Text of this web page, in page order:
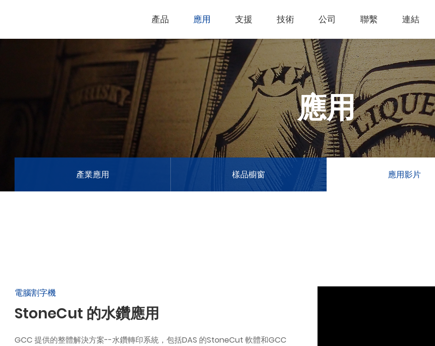
產品
電腦割字機 雷射雕刻機
雷射打標機
應用
熱門應用
薄膜切割
玻璃
禮贈品
首飾
塑料
印章
陳列展示
支援
技術支援
下載專區
產品終止政策
過保固服務
技術
知識專區
產品影片
雷射雕刻
公司
關於我們
經營理念
創新技術
客戶服務
里程
全部
公司
產品
榮譽和認証 新聞
最新
參展
聯繫
客戶服務
成為代理商
產品諮詢
其他問題
GCC 聯絡資訊
聯繫我
連結
Financing Service
GCC Web Shop
GCC Club
代理商入口
公司概況
公司治理
股東訊息
財務報表
利害關係
ESG永續
應用
產業應用 樣品櫥窗 應用影片
電腦割字機
StoneCut 的水鑽應用
GCC 提供的整體解決方案--水鑽轉印系統，包括DAS 的StoneCut 軟體和GCC